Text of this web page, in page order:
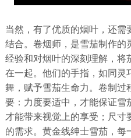
当然，有了优质的烟叶，还
结合。卷烟师，是雪茄制作
经验和对烟叶的深刻理解，
在一起。他们的手指，如同灵
舞，赋予雪茄生命力。卷制
要：力度要适中，才能保证雪
才能带来视觉上的享受；尺
的需求。黄金线绅士雪茄，